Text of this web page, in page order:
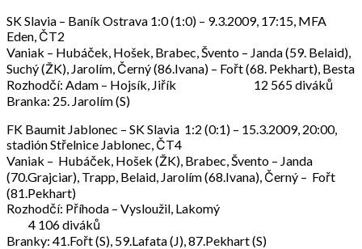
SK Slavia – Baník Ostrava 1:0 (1:0) – 9.3.2009, 17:15, MFA
Eden, ČT2
Vaniak – Hubáček, Hošek, Brabec, Švento – Janda (59. Belaid),
Suchý (ŽK), Jarolím, Černý (86.Ivana) – Fořt (68. Pekhart), Besta
Rozhodčí: Adam – Hojsík, Jiřík 12 565 diváků
Branka: 25. Jarolím (S)
FK Baumit Jablonec – SK Slavia 1:2 (0:1) – 15.3.2009, 20:00,
stadión Střelnice Jablonec, ČT4
Vaniak – Hubáček, Hošek (ŽK), Brabec, Švento – Janda
(70.Grajciar), Trapp, Belaid, Jarolím (68.Ivana), Černý – Fořt
(81.Pekhart)
Rozhodčí: Příhoda – Vysloužil, Lakomý
4 106 diváků
Branky: 41.Fořt (S), 59.Lafata (J), 87.Pekhart (S)